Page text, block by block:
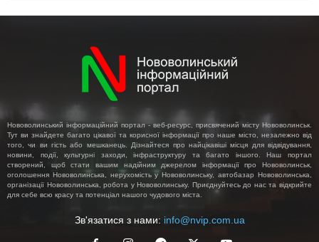
Нововолинський інформаційний портал - веб-ресурс, присвячений місту Нововолинськ.
Тут ви знайдете багато цікавої та корисної інформації про наше місто, незалежно від
того, чи ви гість або мешканець. Дізнайтеся про найцікавіші місця для відвідування,
новини, події, культурні заходи, інфраструктуру та багато іншого. Наш портал
створений, щоб стати вашим надійним джерелом інформації про Нововолинськ,
оголошення Нововолинська, нерухомість у Нововолинську, автобазар Нововолинська,
організації Нововолинська, робота у Нововолинську. Приєднуйтесь до нас та відкрийте
для себе всю красу та потенціал нашого чудового міста.
Зв'язатися з нами: info@nvip.com.ua